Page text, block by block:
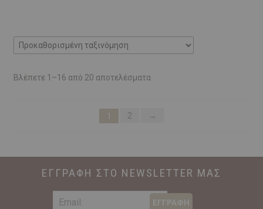
Βλέπετε 1–16 από 20 αποτελέσματα
1 2 →
ΕΓΓΡΑΦΗ ΣΤΟ NEWSLETTER ΜΑΣ
ΕΓΓΡΑΦΗ